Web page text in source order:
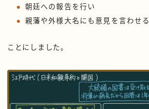
朝廷への報告を行い
親藩や外様大名にも意見を言わせる
ことにしました。